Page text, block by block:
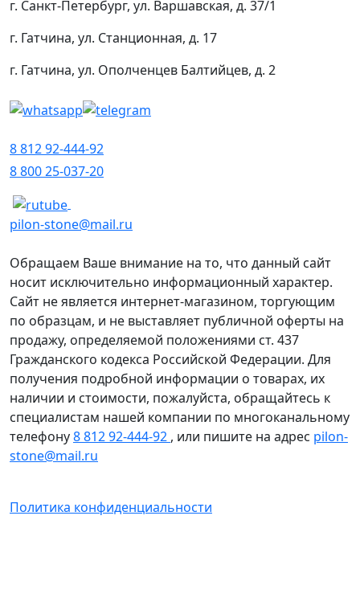
г. Санкт-Петербург, ул. Варшавская, д. 37/1
г. Гатчина, ул. Станционная, д. 17
г. Гатчина, ул. Ополченцев Балтийцев, д. 2
8 812 92-444-92
8 800 25-037-20
pilon-stone@mail.ru
Обращаем Ваше внимание на то, что данный сайт
носит исключительно информационный характер.
Сайт не является интернет-магазином, торгующим
по образцам, и не выставляет публичной оферты на
продажу, определяемой положениями ст. 437
Гражданского кодекса Российской Федерации. Для
получения подробной информации о товарах, их
наличии и стоимости, пожалуйста, обращайтесь к
специалистам нашей компании по многоканальному
телефону8 812 92-444-92 , или пишите на адрес pilon-
stone@mail.ru
Политика конфиденциальности